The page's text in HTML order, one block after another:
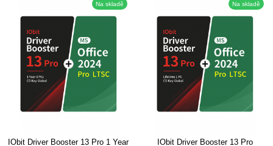
Na skladě
IObit Driver Booster 13 Pro 1 Year
Na skladě
IObit Driver Booster 13 Pro